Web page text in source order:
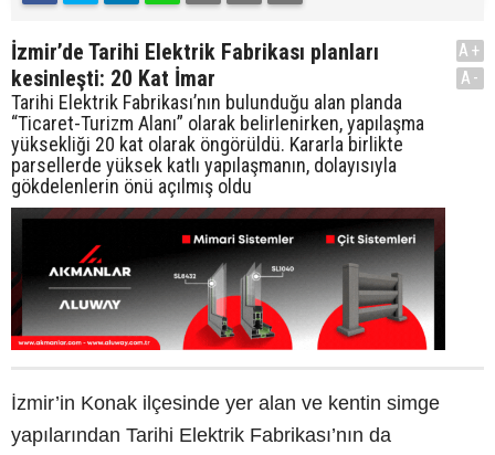
İzmir’de Tarihi Elektrik Fabrikası planları
kesinleşti: 20 Kat İmar
Tarihi Elektrik Fabrikası’nın bulunduğu alan planda
“Ticaret-Turizm Alanı” olarak belirlenirken, yapılaşma
yüksekliği 20 kat olarak öngörüldü. Kararla birlikte
parsellerde yüksek katlı yapılaşmanın, dolayısıyla
gökdelenlerin önü açılmış oldu
A+
A-
İzmir’in Konak ilçesinde yer alan ve kentin simge
yapılarından Tarihi Elektrik Fabrikası’nın da